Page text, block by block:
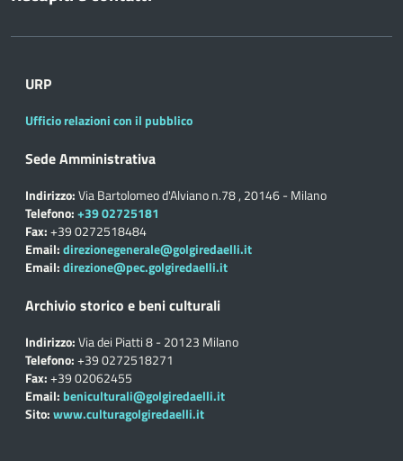
URP
Ufficio relazioni con il pubblico
Sede Amministrativa
Indirizzo:Via Bartolomeo d'Alviano n.78 , 20146 - Milano
Telefono:+39 02725181
Fax:+39 0272518484
Email:direzionegenerale@golgiredaelli.it
Email:direzione@pec.golgiredaelli.it
Archivio storico e beni culturali
Indirizzo:Via dei Piatti 8 - 20123 Milano
Telefono:+39 0272518271
Fax:+39 02062455
Email: beniculturali@golgiredaelli.it
Sito:www.culturagolgiredaelli.it